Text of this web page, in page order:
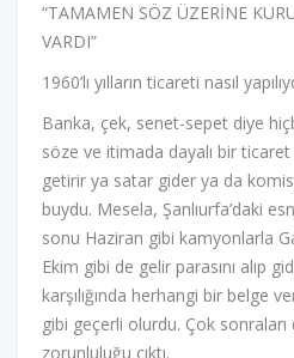
“TAMAMEN SÖZ ÜZERİNE
VARDI”
1960’lı yılların ticareti nasıl
Banka, çek, senet-sepet diye
söze ve itimada dayalı bir ticaret
getirir ya satar gider ya da
buydu. Mesela, Şanlıurfa’daki
sonu Haziran gibi kamyonlarla
Ekim gibi de gelir parasını alıp
karşılığında herhangi bir belge
gibi geçerli olurdu. Çok
zorunluluğu çıktı.